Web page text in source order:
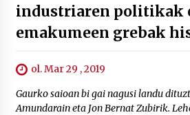
industriaren politikak
emakumeen grebak
ol. Mar 29 , 2019
Gaurko saioan bi gai nagusi landu
Amundarain eta Jon Bernat Zubirik.